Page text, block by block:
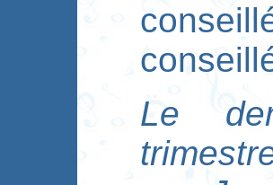
Le